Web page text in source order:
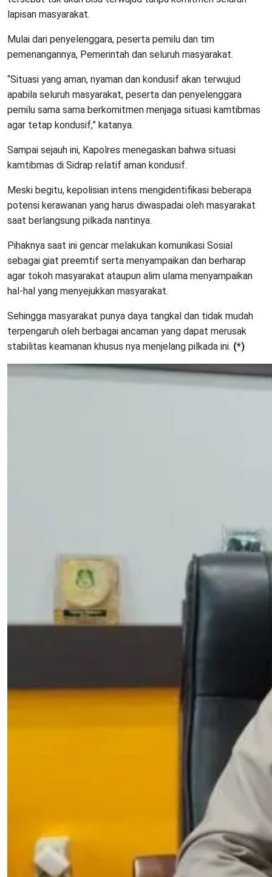
lapisan masyarakat.
Mulai dari penyelenggara, peserta pemilu dan tim
pemenangannya, Pemerintah dan seluruh masyarakat.
“Situasi yang aman, nyaman dan kondusif akan terwujud
apabila seluruh masyarakat, peserta dan penyelenggara
pemilu sama sama berkomitmen menjaga situasi kamtibmas
agar tetap kondusif,” katanya.
Sampai sejauh ini, Kapolres menegaskan bahwa situasi
kamtibmas di Sidrap relatif aman kondusif.
Meski begitu, kepolisian intens mengidentifikasi beberapa
potensi kerawanan yang harus diwaspadai oleh masyarakat
saat berlangsung pilkada nantinya.
Pihaknya saat ini gencar melakukan komunikasi Sosial
sebagai giat preemtif serta menyampaikan dan berharap
agar tokoh masyarakat ataupun alim ulama menyampaikan
hal-hal yang menyejukkan masyarakat.
Sehingga masyarakat punya daya tangkal dan tidak mudah
terpengaruh oleh berbagai ancaman yang dapat merusak
stabilitas keamanan khusus nya menjelang pilkada ini. (*)